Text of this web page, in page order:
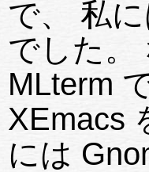
で、 私
でした。
MLterm
XEmacs
には